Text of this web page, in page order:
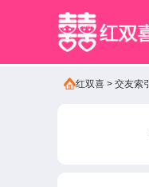
红双喜 > 交友索引